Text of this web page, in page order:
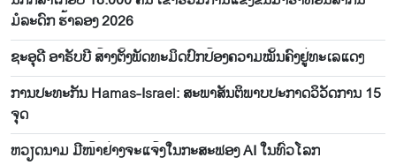
ມໍລະດົກ ຮ້າລອງ 2026
ຊະອຸດີ ອາຣັບບີ ສ້າງຕັ້ງພັດທະມິດປົກປ້ອງຄວາມໝັ້ນຄົງຢູ່ທະເລແດງ
ການ​ປະ​ທະ​ກັນ Hamas-Israel: ສະ​ພາ​ສັນ​ຕິ​ພາບ​ປະ​ກາດ​ວິ​ວັດ​ການ 15
ຈຸດ
ຫວຽດນາມ ມີໜ້າຢ່າງຈະແຈ້ງໃນກະສະຟອງ AI ໃນທົ່ວໂລກ